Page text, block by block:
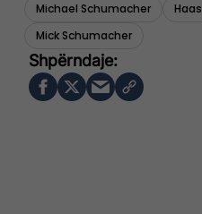
Michael Schumacher Haas
Mick Schumacher